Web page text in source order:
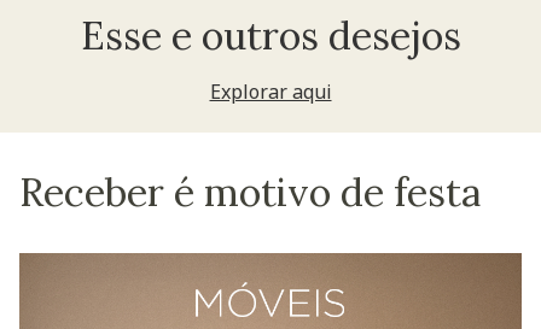
Esse e outros desejos
Explorar aqui
Receber é motivo de festa